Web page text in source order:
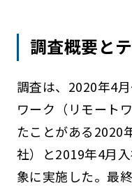
調査概要と
調査は、2020年4
ワーク（リモート
たことがある2020
社）と2019年4月
象に実施した。最